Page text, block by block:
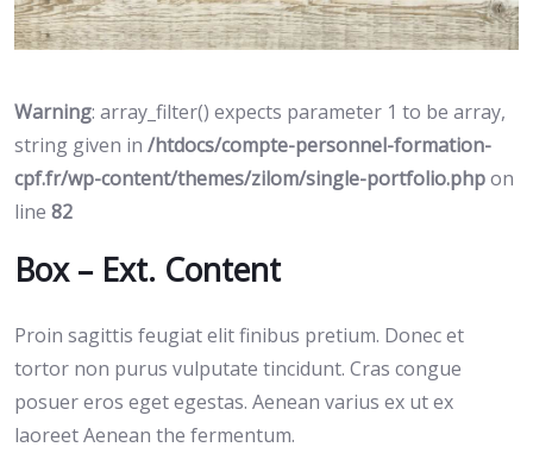
Warning: array_filter() expects parameter 1 to be array,
string given in /htdocs/compte-personnel-formation-
cpf.fr/wp-content/themes/zilom/single-portfolio.phpon
line 82
Box – Ext. Content
Proin sagittis feugiat elit finibus pretium. Donec et
tortor non purus vulputate tincidunt. Cras congue
posuer eros eget egestas. Aenean varius ex ut ex
laoreet Aenean the fermentum.